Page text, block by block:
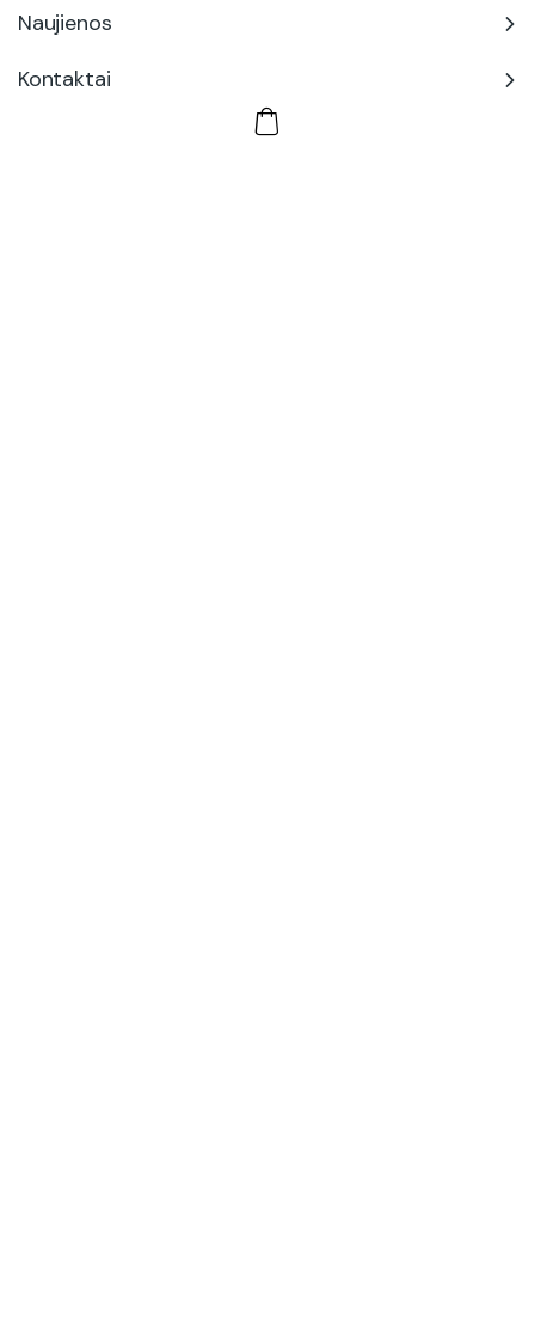
Naujienos
Kontaktai